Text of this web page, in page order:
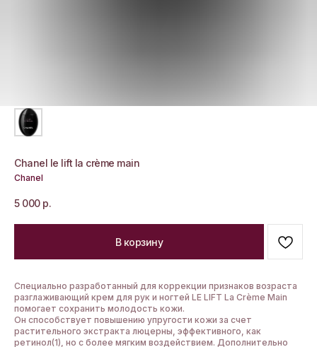
Chanel le lift la crème main
Chanel
5 000 р.
В корзину
Специально разработанный для коррекции признаков возраста
разглаживающий крем для рук и ногтей LE LIFT La Crème Main
помогает сохранить молодость кожи.
Он способствует повышению упругости кожи за счет
растительного экстракта люцерны, эффективного, как
ретинол(1), но с более мягким воздействием. Дополнительно